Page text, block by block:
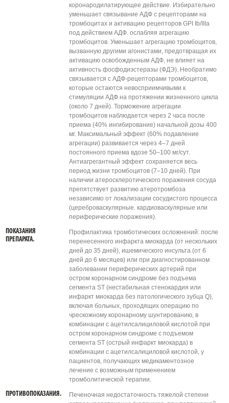
коронародилатирующее действие. Избирательно
уменьшает связывание АДФ с рецепторами на
тромбоцитах и активацию рецепторов GPI Ib/IIIa
под действием АДФ. ослабляя агрегацию
тромбоцитов. Уменьшает агрегацию тромбоцитов,
вызванную другими агонистами, предотвращая их
активацию освобожденным АДФ, не влияет на
активность фосфодиэстеразы (ФДЭ). Необратимо
связывается с АДФ-рецепторами тромбоцитов,
которые остаются невосприимчивыми к
стимуляции АДФ на протяжении жизненного цикла
(около 7 дней). Торможение агрегации
тромбоцитов наблюдается через 2 часа после
приема (40% ингибирование) начальной дозы 400
мг. Максимальный эффект (60% подавление
агрегации) развивается через 4–7 дней
постоянного приема вдозе 50–100 мг/сут.
Антиагрегантный эффект сохраняется весь
период жизни тромбоцитов (7–10 дней). При
наличии атеросклеротического поражения сосуда
препятствует развитию атеротромбоза
независимо от локализации сосудистого процесса
(цереброваскулярные. кардиоваскулярные или
периферические поражения).
ПОКАЗАНИЯ
ПРЕПАРАТА.
Профилактика тромботических осложнений: после
перенесенного инфаркта миокарда (от нескольких
дней до 35 дней), ишемического инсульта (от 6
дней до 6 месяцев) или при диагностированном
заболевании периферических артерий при
остром коронарном синдроме без подъема
сегмента ST (нестабильная стенокардия или
инфаркт миокарда без патологического зубца Q),
включая больных, проходящих операцию по
чрескожному коронарному шунтированию, в
комбинации с ацетилсалициловой кислотой при
остром коронарном синдроме с подъемом
сегмента ST (острый инфаркт миокарда) в
комбинации с ацетилсалициловой кислотой, у
пациентов, получающих медикаментозное
лечение с возможным применением
тромболитической терапии.
ПРОТИВОПОКАЗАНИЯ.
Печеночная недостаточность тяжелой степени